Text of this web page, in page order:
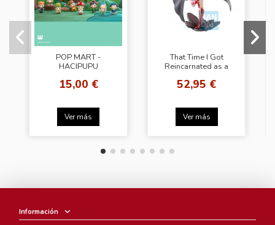
POP MART -
HACIPUPU
Woods Series
15,00 €
Ver más
That Time I Got
Reincarnated as a
Ichibansho Harvest
52,95 €
Ver más
Información